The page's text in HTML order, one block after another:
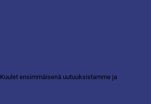
Kuulet ensimmäisenä uutuuksistamme ja